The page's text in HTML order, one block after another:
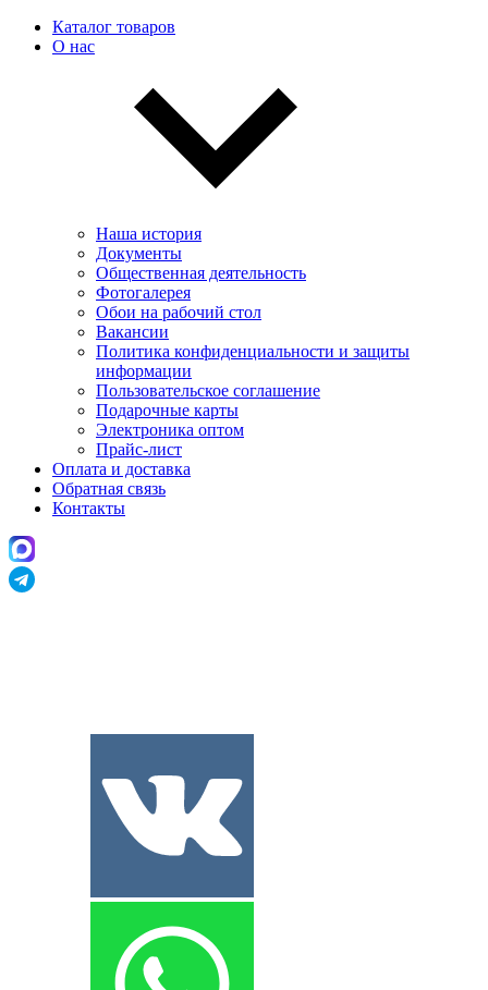
Каталог товаров
О нас
Наша история
Документы
Общественная деятельность
Фотогалерея
Обои на рабочий стол
Вакансии
Политика конфиденциальности и защиты
информации
Пользовательскоe соглашение
Подарочные карты
Электроника оптом
Прайс-лист
Оплата и доставка
Обратная связь
Контакты